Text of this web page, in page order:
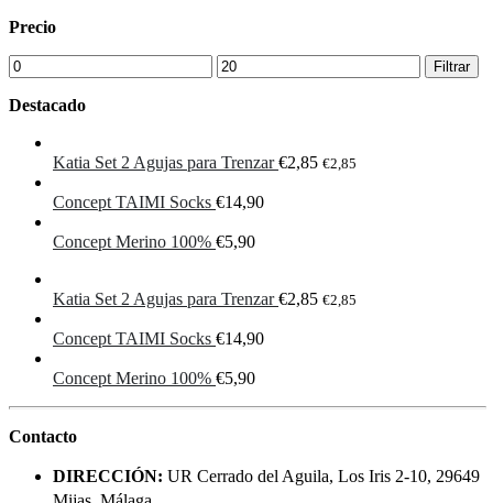
Precio
Precio
mínimo
Precio
máximo
Filtrar
Destacado
Katia Set 2 Agujas para Trenzar €2,85 €2,85
Concept TAIMI Socks €14,90
Concept Merino 100% €5,90
Katia Set 2 Agujas para Trenzar €2,85 €2,85
Concept TAIMI Socks €14,90
Concept Merino 100% €5,90
Contacto
DIRECCIÓN: UR Cerrado del Aguila, Los Iris 2-10, 29649